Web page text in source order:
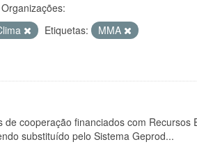
Organizações:
Etiquetas:
MMA
cooperação financiados com Recursos
substituído pelo Sistema Geprod...